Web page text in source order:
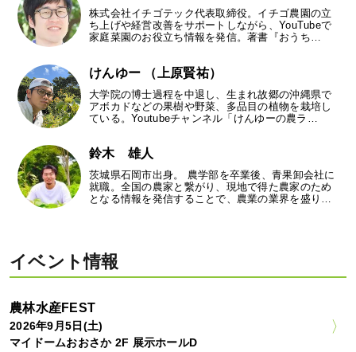
株式会社イチゴテック代表取締役。イチゴ農園の立
ち上げや経営改善をサポートしながら、YouTubeで
家庭菜園のお役立ち情報を発信。著書『おうち…
けんゆー （上原賢祐）
大学院の博士過程を中退し、生まれ故郷の沖縄県で
アボカドなどの果樹や野菜、多品目の植物を栽培し
ている。Youtubeチャンネル「けんゆーの農ラ…
鈴木 雄人
茨城県石岡市出身。 農学部を卒業後、青果卸会社に
就職。全国の農家と繋がり、現地で得た農家のため
となる情報を発信することで、農業の業界を盛り…
イベント情報
農林水産FEST
2026年9月5日(土)
マイドームおおさか 2F 展示ホールD